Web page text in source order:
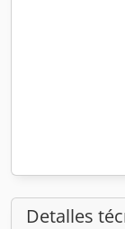
Detalles